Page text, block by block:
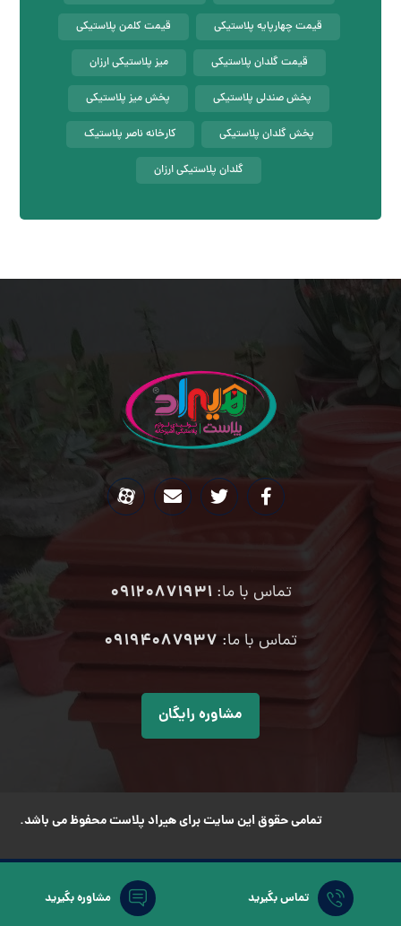
قیمت چهارپایه پلاستیکی قیمت کلمن پلاستیکی
قیمت گلدان پلاستیکی میز پلاستیکی ارزان
پخش صندلی پلاستیکی پخش میز پلاستیکی
پخش گلدان پلاستیکی کارخانه ناصر پلاستیک
گلدان پلاستیکی ارزان
تماس با ما:09120871931
تماس با ما: ۰۹۱۹۴۰۸۷۹۳۷
مشاوره رایگان
تمامی حقوق این سایت برای هیراد پلاست محفوظ می باشد.
تماس بگیرید مشاوره بگیرید